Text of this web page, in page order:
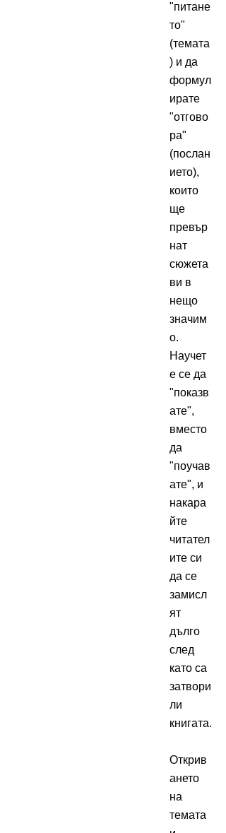
"питане
то"
(темата
) и да
формул
ирате
"отгово
ра"
(послан
ието),
които
ще
превър
нат
сюжета
ви в
нещо
значим
о.
Научет
е се да
"показв
ате",
вместо
да
"поучав
ате", и
накара
йте
читател
ите си
да се
замисл
ят
дълго
след
като са
затвори
ли
книгата.
Открив
ането
на
темата